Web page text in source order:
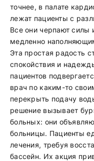
точнее, в палате
лежат пациенты с
Все они черпают силы
медленно
Эта простая радость
спокойствия и
пациентов
врач по каким-то
перекрыть подачу
решение вызывает
больных: они
больницы. Пациенты
лечения, требуя
бассейн. Их акция